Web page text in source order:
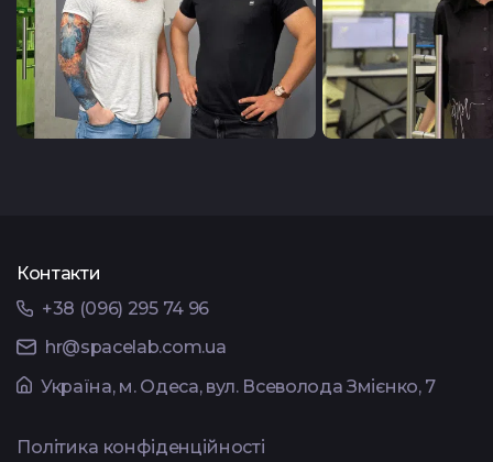
Контакти
+38 (096) 295 74 96
hr@spacelab.com.ua
Українa, м. Одеса, вул. Всеволода Змієнко, 7
Політика конфіденційності